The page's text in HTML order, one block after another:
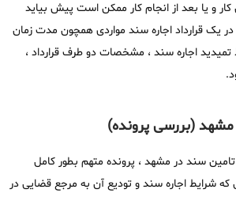
و یا بعد از انجام کار ممکن است پیش بیاید
در یک قرارداد اجاره سند مواردی همچون مدت زمان
تمیدید اجاره سند ، مشخصات دو طرف قرارداد ،
تامین سند در مشهد ، پرونده متهم بطور کامل
شرایط اجاره سند و تودیع آن به مرجع قضایی در